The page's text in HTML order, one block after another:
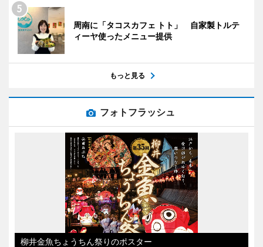
周南に「タコスカフェ トト」 自家製トルテ
ィーヤ使ったメニュー提供
もっと見る
フォトフラッシュ
柳井金魚ちょうちん祭りのポスター